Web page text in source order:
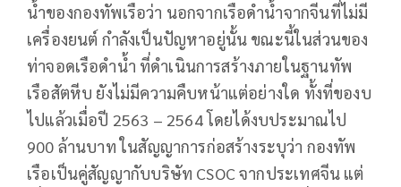
น้ำของกองทัพเรือว่า นอกจากเรือดำน้ำจากจีนที่ไม่มี
เครื่องยนต์ กำลังเป็นปัญหาอยู่นั้น ขณะนี้ในส่วนของ
ท่าจอดเรือดำน้ำ ที่ดำเนินการสร้างภายในฐานทัพ
เรือสัตหีบ ยังไม่มีความคืบหน้าแต่อย่างใด ทั้งที่ของบ
ไปแล้วเมื่อปี 2563 – 2564 โดยได้งบประมาณไป
900 ล้านบาท ในสัญญาการก่อสร้างระบุว่า กองทัพ
เรือเป็นคู่สัญญากับบริษัท CSOC จากประเทศจีน แต่